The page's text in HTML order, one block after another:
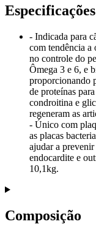
Especificações
- Indicada para
com tendência a
no controle do
Ômega 3 e 6, e
proporcionando
de proteínas
condroitina e
regeneram as
- Único com
as placas
ajudar a
endocardite e
10,1kg.
Composição